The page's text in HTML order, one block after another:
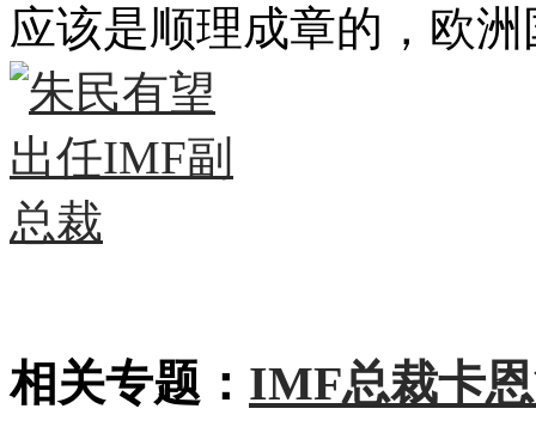
应该是顺理成章的，欧
相关专题： IMF总裁卡